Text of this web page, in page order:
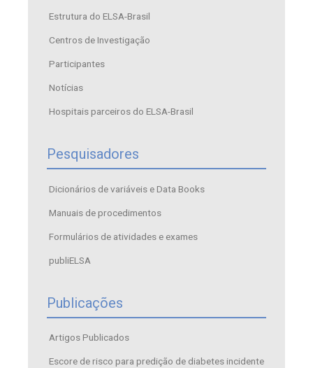
Estrutura do ELSA-Brasil
Centros de Investigação
Participantes
Notícias
Hospitais parceiros do ELSA-Brasil
Pesquisadores
Dicionários de variáveis e Data Books
Manuais de procedimentos
Formulários de atividades e exames
publiELSA
Publicações
Artigos Publicados
Escore de risco para predição de diabetes incidente